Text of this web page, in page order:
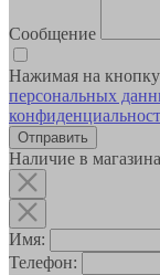
Сообщение
Нажимая на
персональных
Наличие в
Имя:
Телефон: